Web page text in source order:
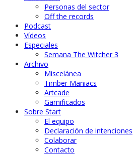
Personas del sector
Off the records
Podcast
Vídeos
Especiales
Semana The Witcher 3
Archivo
Miscelánea
Timber Maniacs
Artcade
Gamificados
Sobre Start
El equipo
Declaración de intenciones
Colaborar
Contacto